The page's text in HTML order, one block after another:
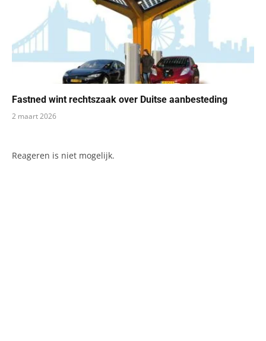
Fastned wint rechtszaak over Duitse aanbesteding
2 maart 2026
Reageren is niet mogelijk.